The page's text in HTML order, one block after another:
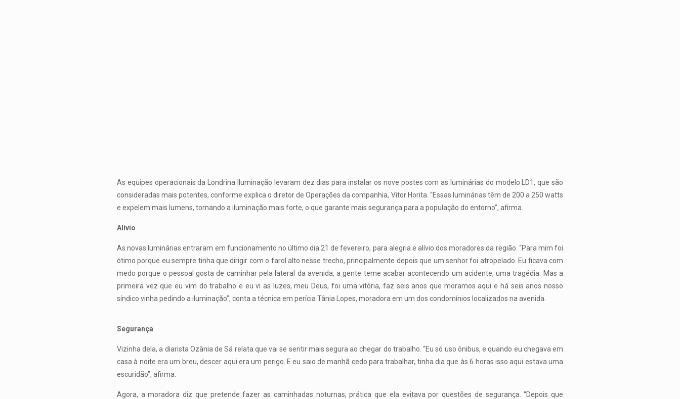
As equipes operacionais da Londrina Iluminação levaram dez dias para instalar os nove postes com as luminárias do modelo LD1, que são
consideradas mais potentes, conforme explica o diretor de Operações da companhia, Vitor Horita. “Essas luminárias têm de 200 a 250 watts
e expelem mais lumens, tornando a iluminação mais forte, o que garante mais segurança para a população do entorno”, afirma.
Alívio
As novas luminárias entraram em funcionamento no último dia 21 de fevereiro, para alegria e alívio dos moradores da região. “Para mim foi
ótimo porque eu sempre tinha que dirigir com o farol alto nesse trecho, principalmente depois que um senhor foi atropelado. Eu ficava com
medo porque o pessoal gosta de caminhar pela lateral da avenida, a gente teme acabar acontecendo um acidente, uma tragédia. Mas a
primeira vez que eu vim do trabalho e eu vi as luzes, meu Deus, foi uma vitória, faz seis anos que moramos aqui e há seis anos nosso
síndico vinha pedindo a iluminação”, conta a técnica em perícia Tânia Lopes, moradora em um dos condomínios localizados na avenida.
Segurança
Vizinha dela, a diarista Ozânia de Sá relata que vai se sentir mais segura ao chegar do trabalho. “Eu só uso ônibus, e quando eu chegava em
casa à noite era um breu, descer aqui era um perigo. E eu saio de manhã cedo para trabalhar, tinha dia que às 6 horas isso aqui estava uma
escuridão”, afirma.
Agora, a moradora diz que pretende fazer as caminhadas noturnas, prática que ela evitava por questões de segurança. “Depois que